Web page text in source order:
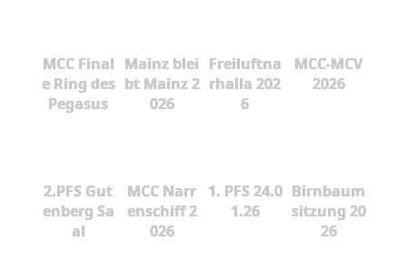
MCC Final
e Ring des
Pegasus
Mainz blei
bt Mainz 2
026
Freiluftna
rhalla 202
6
MCC-MCV
2026
2.PFS Gut
enberg Sa
al
MCC Narr
enschiff 2
026
1. PFS 24.0
1.26
Birnbaum
sitzung 20
26